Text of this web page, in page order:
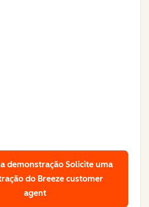
demonstração Solicite uma
do Breeze customer
agent